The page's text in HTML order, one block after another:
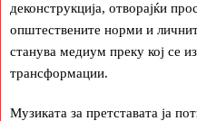
деконструкција, отворајќи
општествените норми и
станува медиум преку кој се
трансформации.
Музиката за претставата ја